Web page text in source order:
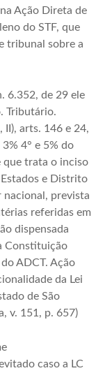
Ação Direta de
do STF, que
tribunal sobre a
6.352, de 29 ele
Tributário.
II), arts. 146 e 24,
4° e 5% do
que trata o inciso
e Distrito
nacional, prevista
referidas em
dispensada
Constituição
ADCT. Ação
da Lei
de São
v. 151, p. 657)
caso a LC